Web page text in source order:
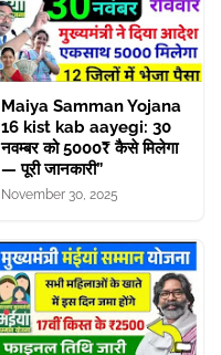
Maiya Samman Yojana
16 kist kab aayegi: 30
नवम्बर को 5000₹ कैसे मिलेगा
— पूरी जानकारी”
November 30, 2025